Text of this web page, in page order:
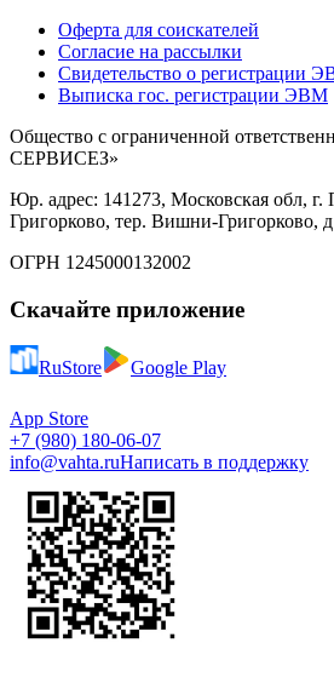
Оферта для соискателей
Согласие на рассылки
Свидетельство о регистрации
Выписка гос. регистрации ЭВМ
Общество с ограниченной
СЕРВИСЕЗ»
Юр. адрес: 141273, Московская обл,
Григорково, тер. Вишни-Григорково, д
ОГРН 1245000132002
Скачайте приложение
RuStore Google Play
App Store
+7 (980) 180-06-07
info@vahta.ruНаписать в поддержку